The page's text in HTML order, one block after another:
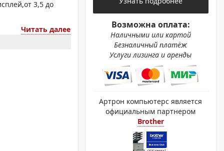
ПРИНТЕРЫ
3,5 до
Читать далее Возможна оплата:
Наличными или картой
Безналичный платёж
Услуги лизинга и аренды
Артрон компьютерс является
официальным партнером
Brother